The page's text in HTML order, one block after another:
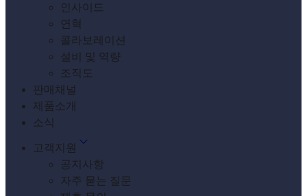
인사이드
연혁
콜라보레이션
설비 및 역량
조직도
판매채널
제품소개
소식
고객지원
공지사항
자주 묻는 질문